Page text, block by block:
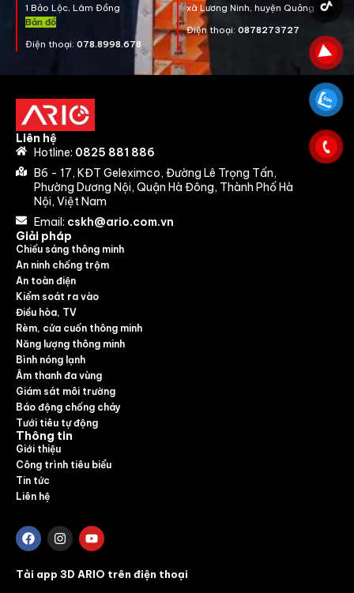
1 Bảo Lộc, Lâm Đồng
Bản đồ
Điện thoại: 078.8998.678
xã Lương Ninh, huyện Quảng Bình
Điện thoại: 0878273727
Liên hệ
Hotline: 0825 881 886
B6 - 17, KĐT Geleximco, Đường Lê Trọng Tấn,
Phường Dương Nội, Quận Hà Đông, Thành Phố Hà
Nội, Việt Nam
Email: cskh@ario.com.vn
Giải pháp
Chiếu sáng thông minh
An ninh chống trộm
An toàn điện
Kiểm soát ra vào
Điều hòa, TV
Rèm, cửa cuốn thông minh
Năng lượng thông minh
Bình nóng lạnh
Âm thanh đa vùng
Giám sát môi trường
Báo động chống cháy
Tưới tiêu tự động
Thông tin
Giới thiệu
Công trình tiêu biểu
Tin tức
Liên hệ
Tải app 3D ARIO trên điện thoại